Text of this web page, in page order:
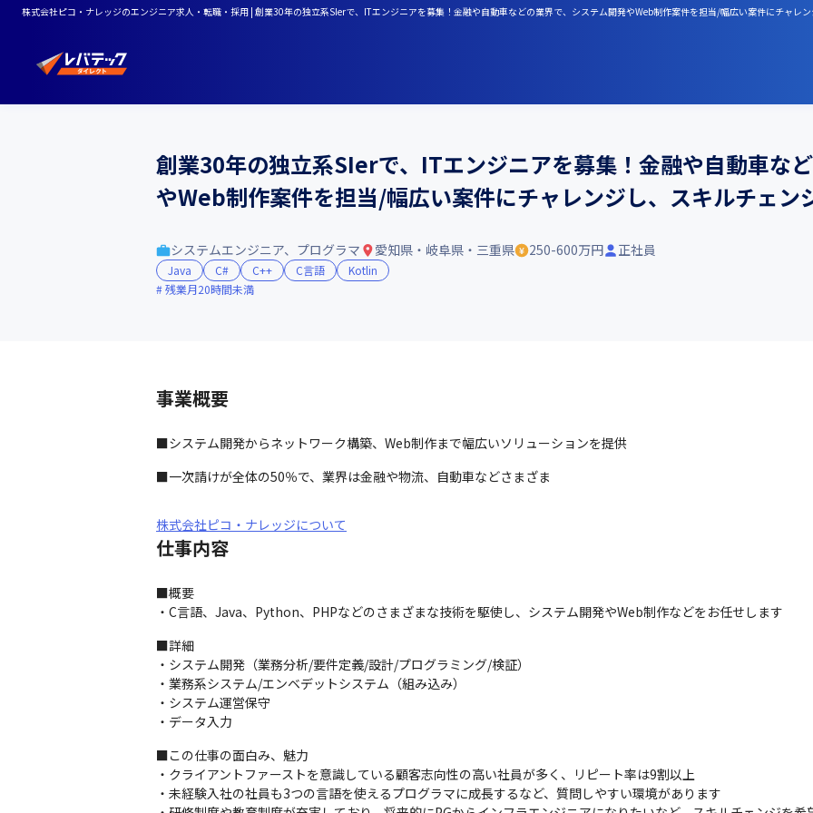
株式会社ピコ・ナレッジのエンジニア求人・転職・採用 | 創業30年の独立系SIerで、ITエンジニアを募集！金融や自動車などの業界で、システム開発やWeb制作案件を担当/幅広い案件にチャレ
創業30年の独立系SIerで、ITエンジニアを募集！金融や自動車な
やWeb制作案件を担当/幅広い案件にチャレンジし、スキルチェン
システムエンジニア、プログラマ 愛知県・岐阜県・三重県 250-600万円 正社員
Java C# C++ C言語
Kotlin
残業月20時間未満
事業概要
■システム開発からネットワーク構築、Web制作まで幅広いソリューションを提供
■一次請けが全体の50％で、業界は金融や物流、自動車などさまざま
株式会社ピコ・ナレッジについて
仕事内容
■概要
・C言語、Java、Python、PHPなどのさまざまな技術を駆使し、システム開発やWeb制作などをお任せします
■詳細
・システム開発（業務分析/要件定義/設計/プログラミング/検証）
・業務系システム/エンベデットシステム（組み込み）
・システム運営保守
・データ入力
■この仕事の面白み、魅力
・クライアントファーストを意識している顧客志向性の高い社員が多く、リピート率は9割以上
・未経験入社の社員も3つの言語を使えるプログラマに成長するなど、質問しやすい環境があります